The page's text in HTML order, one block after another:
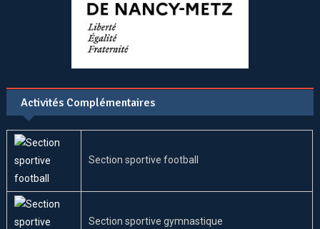
Activités Complémentaires
Section sportive football
Section sportive gymnastique